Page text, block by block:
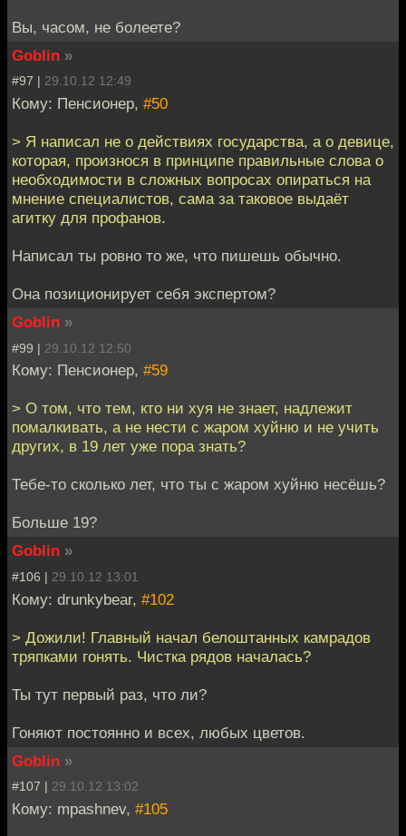
Вы, часом, не болеете?
Goblin »
#97 | 29.10.12 12:49
Кому: Пенсионер, #50
> Я написал не о действиях государства, а о девице,
которая, произнося в принципе правильные слова о
необходимости в сложных вопросах опираться на
мнение специалистов, сама за таковое выдаёт
агитку для профанов.
Написал ты ровно то же, что пишешь обычно.
Она позиционирует себя экспертом?
Goblin »
#99 | 29.10.12 12:50
Кому: Пенсионер, #59
> О том, что тем, кто ни хуя не знает, надлежит
помалкивать, а не нести с жаром хуйню и не учить
других, в 19 лет уже пора знать?
Тебе-то сколько лет, что ты с жаром хуйню несёшь?
Больше 19?
Goblin »
#106 | 29.10.12 13:01
Кому: drunkybear, #102
> Дожили! Главный начал белоштанных камрадов
тряпками гонять. Чистка рядов началась?
Ты тут первый раз, что ли?
Гоняют постоянно и всех, любых цветов.
Goblin »
#107 | 29.10.12 13:02
Кому: mpashnev, #105